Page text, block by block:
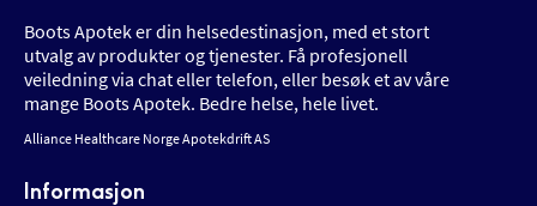
Boots Apotek er din helsedestinasjon, med et stort
utvalg av produkter og tjenester. Få profesjonell
veiledning via chat eller telefon, eller besøk et av våre
mange Boots Apotek. Bedre helse, hele livet.
Alliance Healthcare Norge Apotekdrift AS
Informasjon